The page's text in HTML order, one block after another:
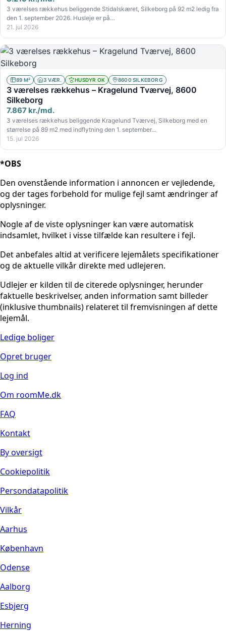
3 værelses rækkehus beliggende Stidalskæret, Silkeborg på 92 m2 ledig fra
den 1. september 2026. Husleje er på…
21. jul 2026
89 M² 3 VÆR. HUSDYR OK 8600 SILKEBORG
3 værelses rækkehus – Kragelund Tværvej, 8600
Silkeborg
7.867 kr./md.
3 værelses rækkehus beliggende Kragelund Tværvej, Silkeborg med en
størrelse på 89 m2 med indflytning den 1. september…
15. jul 2026
*OBS
Den ovenstående information i annoncen er vejledende,
og der tages forbehold for mulige fejl samt ændringer af
oplysninger.
Nogle af de viste oplysninger kan være automatisk
indsamlet, hvilket i visse tilfælde kan resultere i fejl.
Det anbefales altid at verificere lejemålets specifikationer
og de aktuelle vilkår direkte med udlejeren.
Udlejer er kilden til de citerede oplysninger, herunder
faktuelle beskrivelser, anden information samt billeder
(inklusive thumbnails) relateret til fremvisningen af dette
lejemål.
Ledige boliger
Opret bruger
Log ind
Om roomMe.dk
FAQ
Kontakt
By oversigt
Cookiepolitik
Persondatapolitik
Vilkår
Aarhus
København
Odense
Aalborg
Esbjerg
Herning